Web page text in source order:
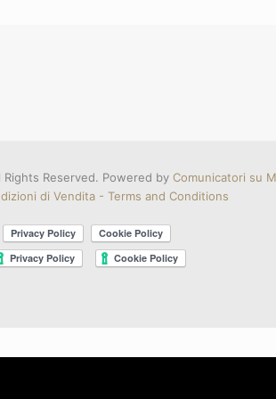
Reserved. Powered by Comunicatori su
di Vendita - Terms and Conditions